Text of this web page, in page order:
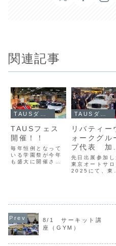
関連記事
TAUSフェス
開催！！
毎年恒例となって
いる学園祭が今年
も盛大に開催され
肉ま
ん
などなど少し変わ
ったメニューも増
リバティー
ォークグル
プ代表 加
渉様ご来場
先日出展参加し
東京オートサロ
2025にて、東
来場されまし
クグループに
した卒業生も
W124 Racing
影をされてい
8/1 サーキット講
座（GYM）